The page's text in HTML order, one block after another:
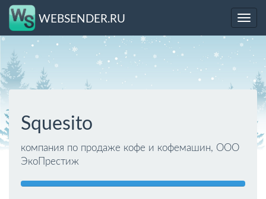
WEBSENDER.RU
Squesito
компания по продаже кофе и кофемашин, ООО
ЭкоПрестиж